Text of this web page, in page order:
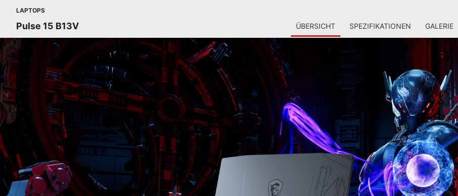
LAPTOPS
Pulse 15 B13V ÜBERSICHT SPEZIFIKATIONEN GALERIE